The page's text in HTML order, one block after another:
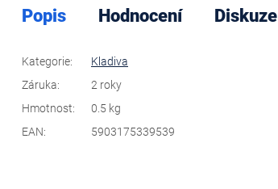
Popis Hodnocení Diskuze
Kategorie:
Kladiva
Záruka:
2 roky
Hmotnost:
0.5 kg
EAN: 5903175339539